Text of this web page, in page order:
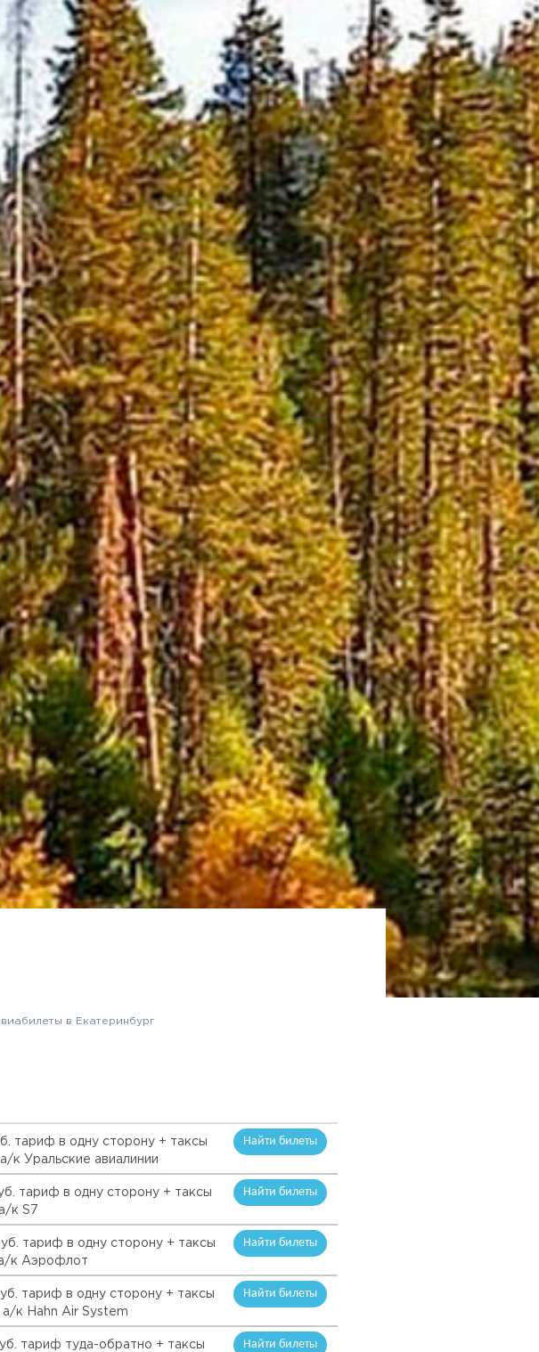
в Екатеринбург
тариф в одну сторону + таксы
а/к Уральские авиалинии
Найти билеты
тариф в одну сторону + таксы
к S7
Найти билеты
тариф в одну сторону + таксы
а/к Аэрофлот
Найти билеты
тариф в одну сторону + таксы
к Hahn Air System
Найти билеты
тариф туда-обратно + таксы
Найти билеты